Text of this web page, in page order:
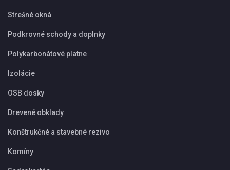
Strešné okná
Podkrovné schody a doplnky
Polykarbonátové platne
Izolácie
OSB dosky
Drevené obklady
Konštrukčné a stavebné rezivo
Komíny